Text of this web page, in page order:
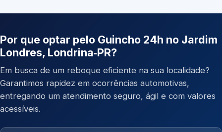
Por que optar pelo Guincho 24h no Jardim
Londres, Londrina‑PR?
Em busca de um reboque eficiente na sua localidade?
Garantimos rapidez em ocorrências automotivas,
entregando um atendimento seguro, ágil e com valores
acessíveis.